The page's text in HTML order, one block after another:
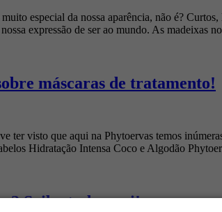
especial da nossa aparência, não é?
expressão de ser ao mundo. As madeixas
máscaras de tratamento!
visto que aqui na Phytoervas temos
Hidratação Intensa Coco e Algodão
Saiba tudo aqui!